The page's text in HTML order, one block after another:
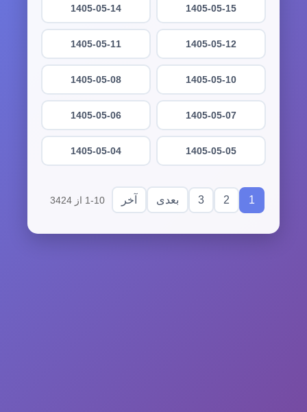
1405-05-15
1405-05-14
1405-05-12
1405-05-11
1405-05-10
1405-05-08
1405-05-07
1405-05-06
1405-05-05
1405-05-04
1
2
3 بعدی آخر 1-10 از 3424